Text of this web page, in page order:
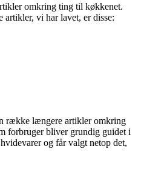
omkring ting til køkkenet.
vi har lavet, er disse:
række længere artikler omkring
forbruger bliver grundig guidet i
og får valgt netop det,